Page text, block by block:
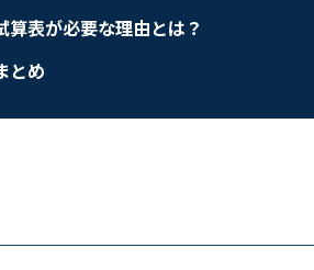
算表が必要な理由とは？
とめ